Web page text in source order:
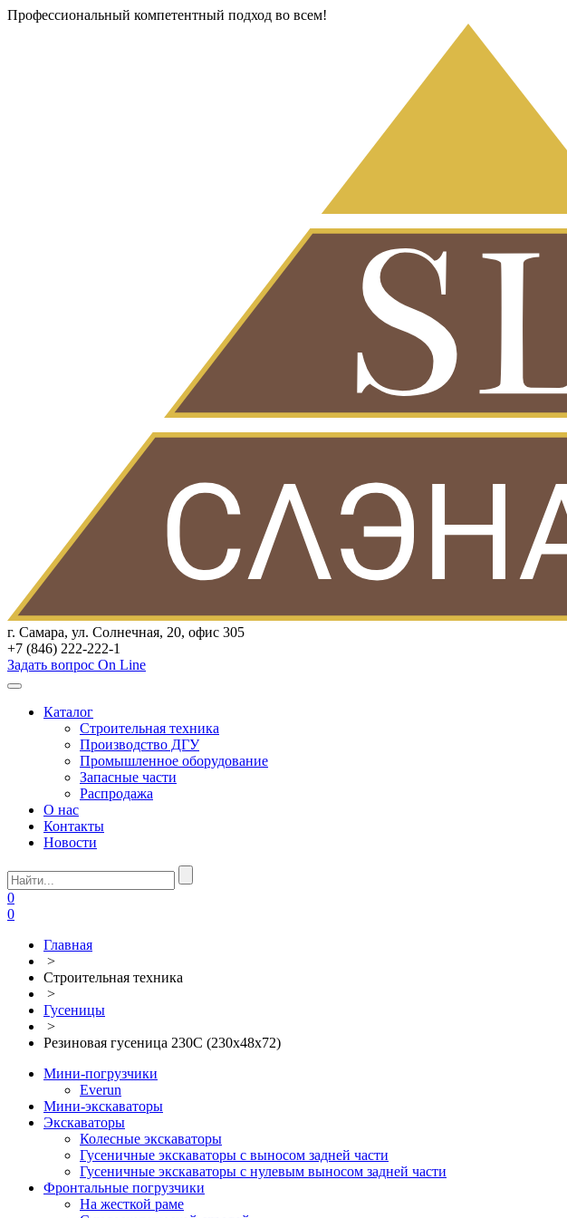
Профессиональный компетентный подход во всем!
г. Самара, ул. Солнечная, 20, офис 305
+7 (846) 222-222-1
Задать вопрос On Line
Каталог
Строительная техника
Производство ДГУ
Промышленное оборудование
Запасные части
Распродажа
О нас
Контакты
Новости
0
0
Главная
>
Строительная техника
>
Гусеницы
>
Резиновая гусеница 230C (230х48х72)
Мини-погрузчики
Everun
Мини-экскаваторы
Экскаваторы
Колесные экскаваторы
Гусеничные экскаваторы с выносом задней части
Гусеничные экскаваторы с нулевым выносом задней части
Фронтальные погрузчики
На жесткой раме